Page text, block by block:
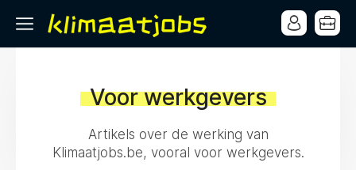
Voor werkgevers
Artikels over de werking van
Klimaatjobs.be, vooral voor werkgevers.